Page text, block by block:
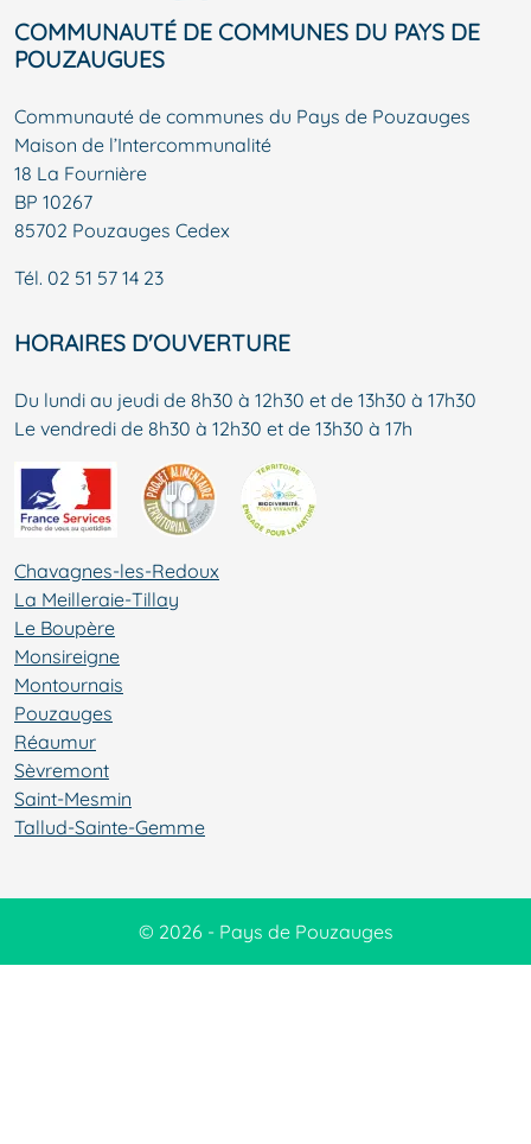
COMMUNAUTÉ DE COMMUNES DU PAYS DE
POUZAUGUES
Communauté de communes du Pays de Pouzauges
Maison de l’Intercommunalité
18 La Fournière
BP 10267
85702 Pouzauges Cedex
Tél. 02 51 57 14 23
HORAIRES D'OUVERTURE
Du lundi au jeudi de 8h30 à 12h30 et de 13h30 à 17h30
Le vendredi de 8h30 à 12h30 et de 13h30 à 17h
Chavagnes-les-Redoux
La Meilleraie-Tillay
Le Boupère
Monsireigne
Montournais
Pouzauges
Réaumur
Sèvremont
Saint-Mesmin
Tallud-Sainte-Gemme
© 2026 - Pays de Pouzauges